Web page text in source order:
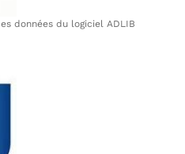
données du logiciel ADLIB